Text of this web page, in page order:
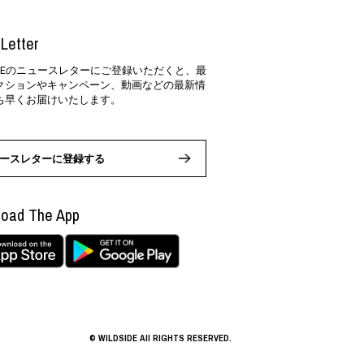
のニュースレターにご登録いただくと、最
ションやキャンペーン、動画などの最新情
くお届けいたします。
スレターに登録する
The App
© WILDSIDE All RIGHTS RESERVED.